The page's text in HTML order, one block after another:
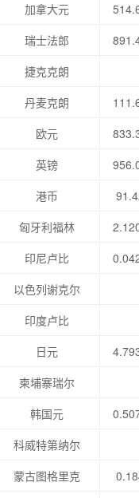
加拿大元
瑞士法郎
捷克克朗
丹麦克朗
欧元
英镑
港币
匈牙利福林
印尼卢比
以色列谢克尔
印度卢比
日元
柬埔寨瑞尔
韩国元
科威特第纳尔
蒙古图格里克